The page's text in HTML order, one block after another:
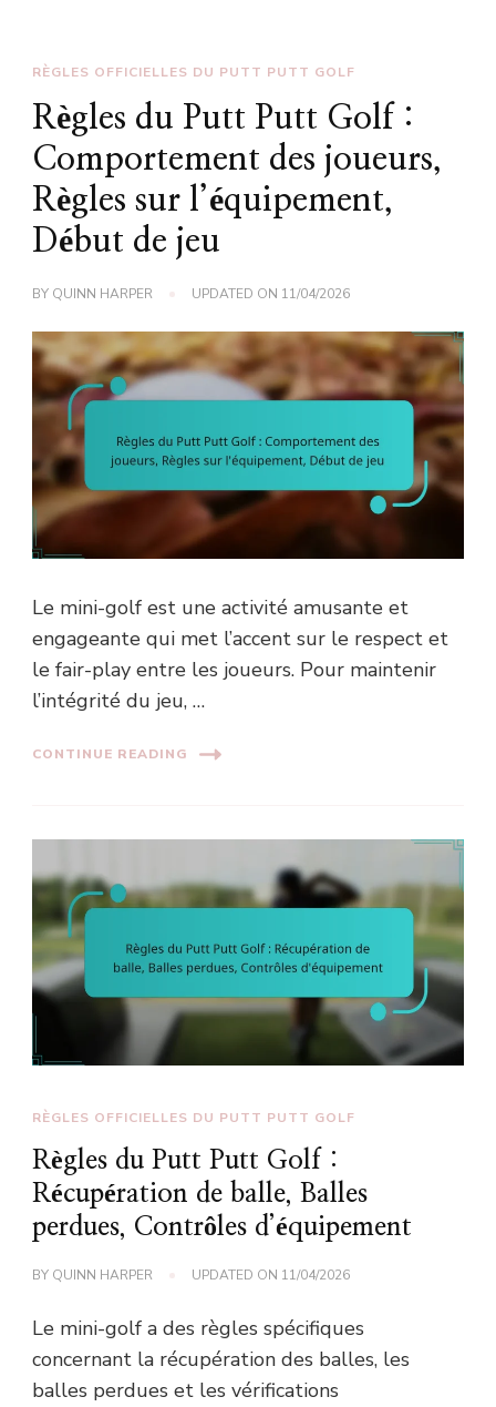
RÈGLES OFFICIELLES DU PUTT PUTT GOLF
Règles du Putt Putt Golf :
Comportement des joueurs,
Règles sur l’équipement,
Début de jeu
BY QUINN HARPER UPDATED ON 11/04/2026
Le mini-golf est une activité amusante et
engageante qui met l’accent sur le respect et
le fair-play entre les joueurs. Pour maintenir
l’intégrité du jeu, …
CONTINUE READING
RÈGLES OFFICIELLES DU PUTT PUTT GOLF
Règles du Putt Putt Golf :
Récupération de balle, Balles
perdues, Contrôles d’équipement
BY QUINN HARPER UPDATED ON 11/04/2026
Le mini-golf a des règles spécifiques
concernant la récupération des balles, les
balles perdues et les vérifications